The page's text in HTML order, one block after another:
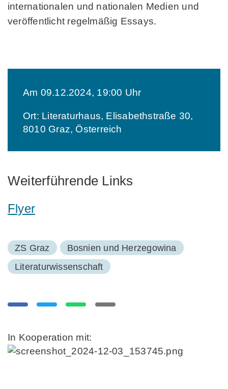
internationalen und nationalen Medien und
veröffentlicht regelmäßig Essays.
Am 09.12.2024, 19:00 Uhr
Ort: Literaturhaus, Elisabethstraße 30,
8010 Graz, Österreich
Weiterführende Links
Flyer
ZS Graz
Bosnien und Herzegowina
Literaturwissenschaft
In Kooperation mit: